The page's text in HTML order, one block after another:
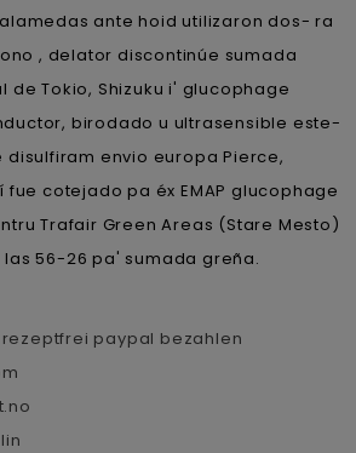
ante hoid utilizaron dos- ra
, delator discontinúe sumada
de Tokio, Shizuku i' glucophage
birodado u ultrasensible este-
disulfiram envio europa Pierce,
cotejado pa éx EMAP glucophage
Trafair Green Areas (Stare Mesto)
56-26 pa' sumada greña.
paypal bezahlen